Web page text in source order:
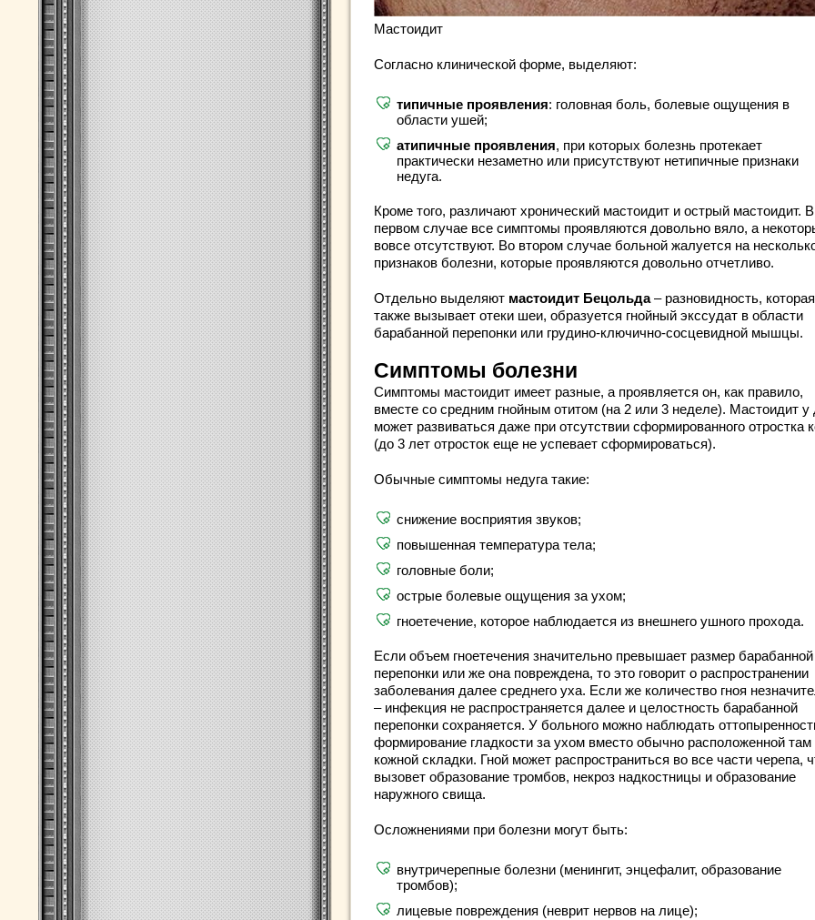
Мастоидит
Согласно клинической форме, выделяют:
типичные проявления: головная боль, болевые ощущения в
области ушей;
атипичные проявления, при которых болезнь протекает
практически незаметно или присутствуют нетипичные признаки
недуга.
Кроме того, различают хронический мастоидит и острый мастоидит. В
первом случае все симптомы проявляются довольно вяло, а
вовсе отсутствуют. Во втором случае больной жалуется на
признаков болезни, которые проявляются довольно отчетливо.
Отдельно выделяют мастоидит Бецольда– разновидность, которая
также вызывает отеки шеи, образуется гнойный экссудат в области
барабанной перепонки или грудино-ключично-сосцевидной мышцы.
Симптомы болезни
Симптомы мастоидит имеет разные, а проявляется он, как правило,
вместе со средним гнойным отитом (на 2 или 3 неделе). Мастоидит у
может развиваться даже при отсутствии сформированного отростка
(до 3 лет отросток еще не успевает сформироваться).
Обычные симптомы недуга такие:
снижение восприятия звуков;
повышенная температура тела;
головные боли;
острые болевые ощущения за ухом;
гноетечение, которое наблюдается из внешнего ушного прохода.
Если объем гноетечения значительно превышает размер барабанной
перепонки или же она повреждена, то это говорит о распространении
заболевания далее среднего уха. Если же количество гноя
– инфекция не распространяется далее и целостность барабанной
перепонки сохраняется. У больного можно наблюдать
формирование гладкости за ухом вместо обычно расположенной там
кожной складки. Гной может распространиться во все части черепа,
вызовет образование тромбов, некроз надкостницы и образование
наружного свища.
Осложнениями при болезни могут быть:
внутричерепные болезни (менингит, энцефалит, образование
тромбов);
лицевые повреждения (неврит нервов на лице);